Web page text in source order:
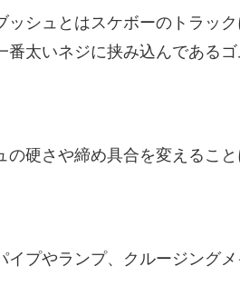
ッシュとはスケボーのトラッ
番太いネジに挟み込んである
の硬さや締め具合を変えるこ
イプやランプ、クルージング